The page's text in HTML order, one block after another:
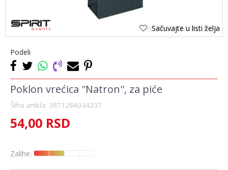
Sačuvajte u listi želja
Podeli
Poklon vrećica ''Natron'', za piće
Šifra artikla: 3871284034237
54,00 RSD
Zalihe: